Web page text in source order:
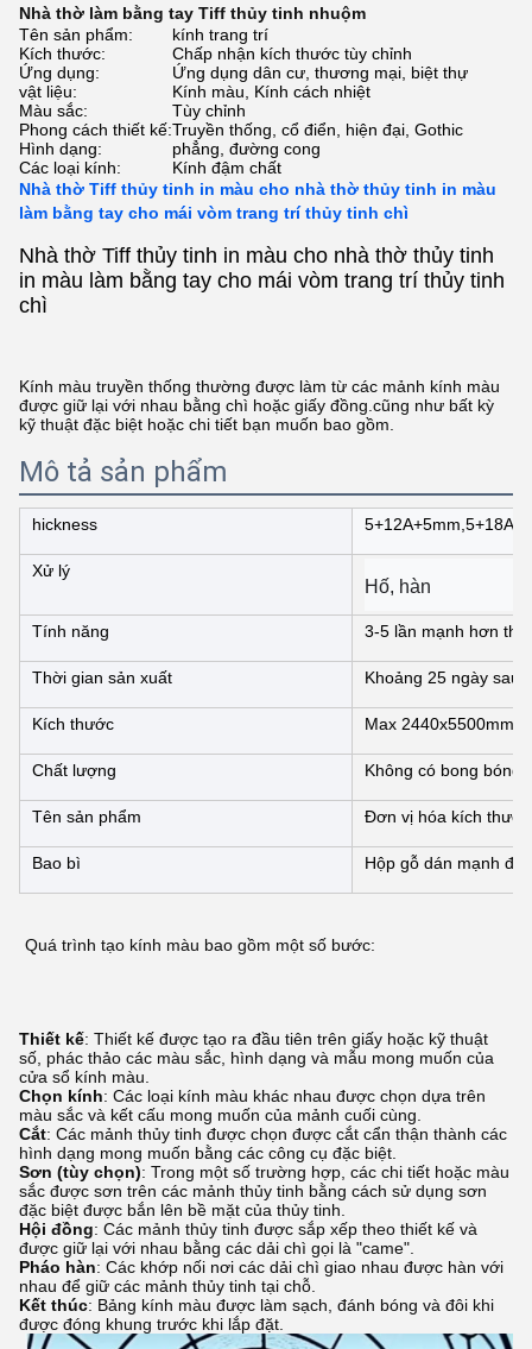
Nhà thờ làm bằng tay Tiff thủy tinh nhuộm
Tên sản phẩm:
kính trang trí
Kích thước:
Chấp nhận kích thước tùy chỉnh
Ứng dụng:
Ứng dụng dân cư, thương mại, biệt thự
vật liệu:
Kính màu, Kính cách nhiệt
Màu sắc:
Tùy chỉnh
Phong cách thiết kế:Truyền thống, cổ điển, hiện đại, Gothic
Hình dạng:
phẳng, đường cong
Các loại kính:
Kính đậm chất
Nhà thờ Tiff thủy tinh in màu cho nhà thờ thủy tinh in màu
làm bằng tay cho mái vòm trang trí thủy tinh chì
Nhà thờ Tiff thủy tinh in màu cho nhà thờ thủy tinh
in màu làm bằng tay cho mái vòm trang trí thủy tinh
chì
Kính màu truyền thống thường được làm từ các mảnh kính màu
được giữ lại với nhau bằng chì hoặc giấy đồng.cũng như bất kỳ
kỹ thuật đặc biệt hoặc chi tiết bạn muốn bao gồm.
Mô tả sản phẩm
hickness
Xử lý
Hố, hàn
Tính năng 3-5 lần mạnh hơn
Thời gian sản xuất Khoảng 25 ngày sau
Kích thước Max 2440x5500mm,
Chất lượng Không có bong
Tên sản phẩm Đơn vị hóa kích
Bao bì Hộp gỗ dán mạnh để
Quá trình tạo kính màu bao gồm một số bước:
Thiết kế: Thiết kế được tạo ra đầu tiên trên giấy hoặc kỹ thuật
số, phác thảo các màu sắc, hình dạng và mẫu mong muốn của
cửa sổ kính màu.
Chọn kính: Các loại kính màu khác nhau được chọn dựa trên
màu sắc và kết cấu mong muốn của mảnh cuối cùng.
Cắt: Các mảnh thủy tinh được chọn được cắt cẩn thận thành các
hình dạng mong muốn bằng các công cụ đặc biệt.
Sơn (tùy chọn): Trong một số trường hợp, các chi tiết hoặc màu
sắc được sơn trên các mảnh thủy tinh bằng cách sử dụng sơn
đặc biệt được bắn lên bề mặt của thủy tinh.
Hội đồng: Các mảnh thủy tinh được sắp xếp theo thiết kế và
được giữ lại với nhau bằng các dải chì gọi là "came".
Pháo hàn: Các khớp nối nơi các dải chì giao nhau được hàn với
nhau để giữ các mảnh thủy tinh tại chỗ.
Kết thúc: Bảng kính màu được làm sạch, đánh bóng và đôi khi
được đóng khung trước khi lắp đặt.